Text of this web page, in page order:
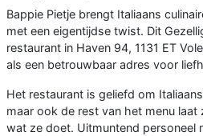
Bappie Pietje brengt Italiaans
met een eigentijdse twist. Dit
restaurant in Haven 94, 1131 ET
als een betrouwbaar adres voor
Het restaurant is geliefd om
maar ook de rest van het menu laat
wat ze doet. Uitmuntend personeel